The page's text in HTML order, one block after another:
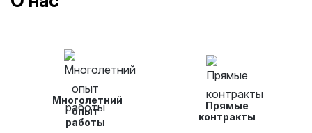
Многолетний
опыт
работы
Прямые
контракты